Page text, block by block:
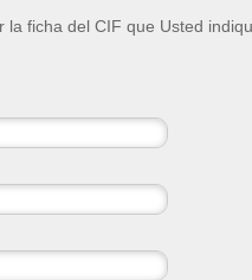
la ficha del CIF que Usted